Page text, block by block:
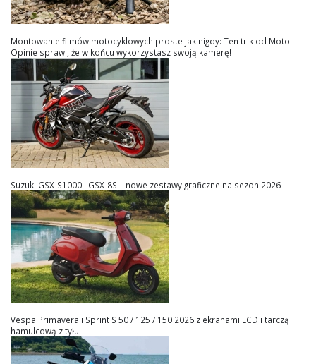
Montowanie filmów motocyklowych proste jak nigdy: Ten trik od Moto
Opinie sprawi, że w końcu wykorzystasz swoją kamerę!
Suzuki GSX-S1000 i GSX-8S – nowe zestawy graficzne na sezon 2026
Vespa Primavera i Sprint S 50 / 125 / 150 2026 z ekranami LCD i tarczą
hamulcową z tyłu!